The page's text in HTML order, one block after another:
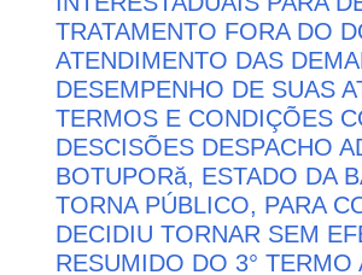
TRATAMENTO FORA DO
ATENDIMENTO DAS
DESEMPENHO DE SUAS
TERMOS E CONDIÇÕES
DESCISÕES DESPACHO
BOTUPORă, ESTADO DA
TORNA PÚBLICO, PARA
DECIDIU TORNAR SEM
RESUMIDO DO 3°